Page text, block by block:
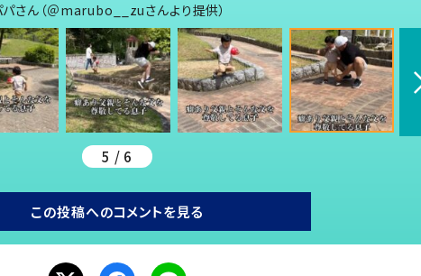
さん（＠marubo__zuさんより提供）
5 / 6
この投稿へのコメントを見る